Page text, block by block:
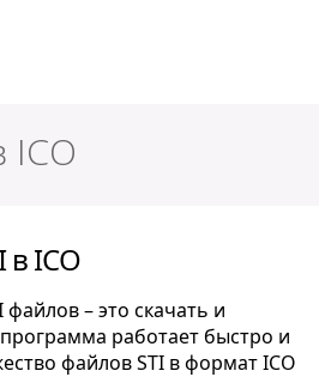
ICO
ICO
– это скачать и
работает быстро и
файлов STI в формат ICO